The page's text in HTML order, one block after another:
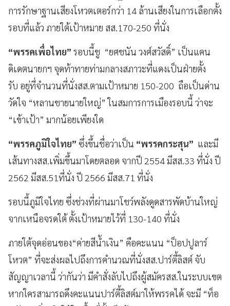
การรักษาฐานเสียงโหวตเตอร์กว่า 14 ล้านเสียงในการเลือกตั้ง
รอบที่แล้ว ภายใต้เป้าหมาย สส.170-250 ที่นั่ง
“พรรคเพื่อไทย” รอบนี้ชู “ยศชนัน วงศ์สวัสดิ์” เป็นแคน
ดิเดตนายกฯ จุดท้าทายท่ามกลางสภาวะที่แดงเป็นฝ่ายตั้ง
รับ อยู่ที่จำนวนที่นั่งสส.ตามเป้าหมาย 150-200 ถือเป็นด่าน
วัดใจ “หลานชายนายใหญ่” ในสมการการเมืองรอบนี้ ว่าจะ
“เข้าเป้า” มากน้อยเพียงใด
“พรรคภูมิใจไทย” ซึ่งขึ้นชื่อว่าเป็น “พรรคกระสุน” และมี
เส้นทางสส.เพิ่มขึ้นมาโดยตลอด จากปี 2554 มีสส.33 ที่นั่ง ปี
2562 มีสส.51ที่นั่ง ปี 2566 มีสส.71 ที่นั่ง
รอบนี้ภูมิใจไทย ซึ่งช่วงที่ผ่านมาโชว์พลังดูดสารพัดบ้านใหญ่
จากเหนือจรดใต้ ตั้งเป้าหมายไว้ที่ 130-140 ที่นั่ง
ภายใต้จุดอ่อนของ“ค่ายสีน้ำเงิน” คือคะแนน “ป็อปปูลาร์
โหวต” ที่จะส่งผลไปถึงการคำนวณที่นั่งสส.ปาร์ตี้ลิสต์ จับ
สัญญาเวลานี้ ว่ากันว่า มีคำสั่งลับไปถึงผู้สมัครสส.ในระบบเขต
หากใครสามารถดึงคะแนนปาร์ตี้ลิสต์มาให้พรรคได้ จะมี “ท็อ